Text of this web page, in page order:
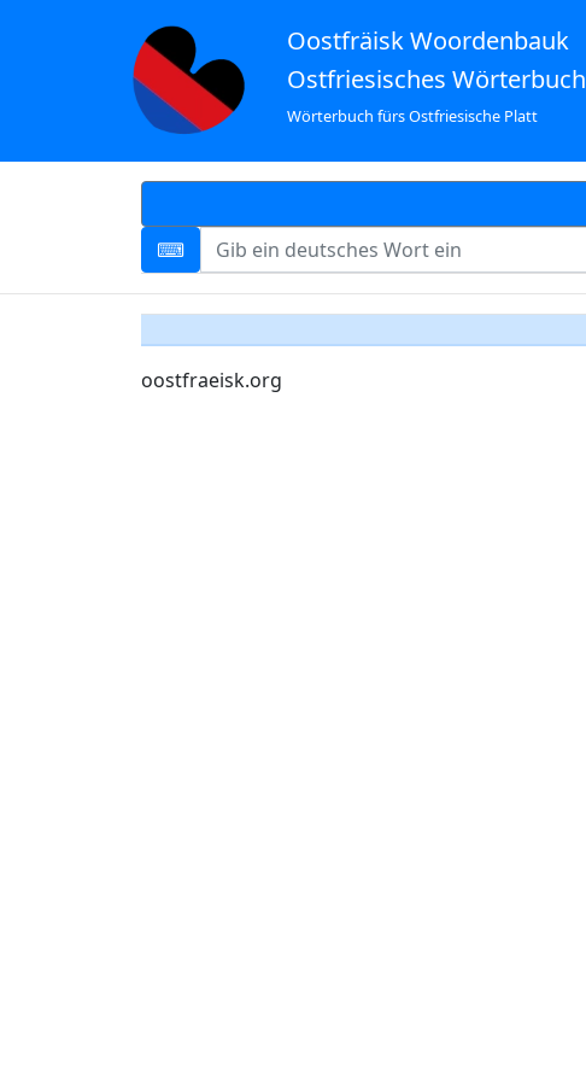
Oostfräisk Woordenbauk
Ostfriesisches Wörterbuch
Wörterbuch fürs Ostfriesische Platt
oostfraeisk.org